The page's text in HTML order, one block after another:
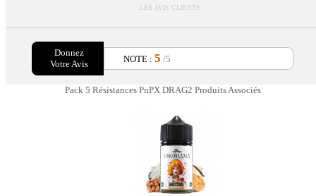
LES AVIS CLIENTS
Donnez
Votre Avis
NOTE : 5 /5
Pack 5 Résistances PnPX DRAG2 Produits Associés